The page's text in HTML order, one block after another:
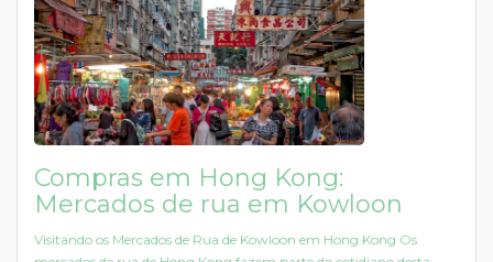
Compras em Hong Kong:
Mercados de rua em Kowloon
Visitando os Mercados de Rua de Kowloon em Hong Kong Os